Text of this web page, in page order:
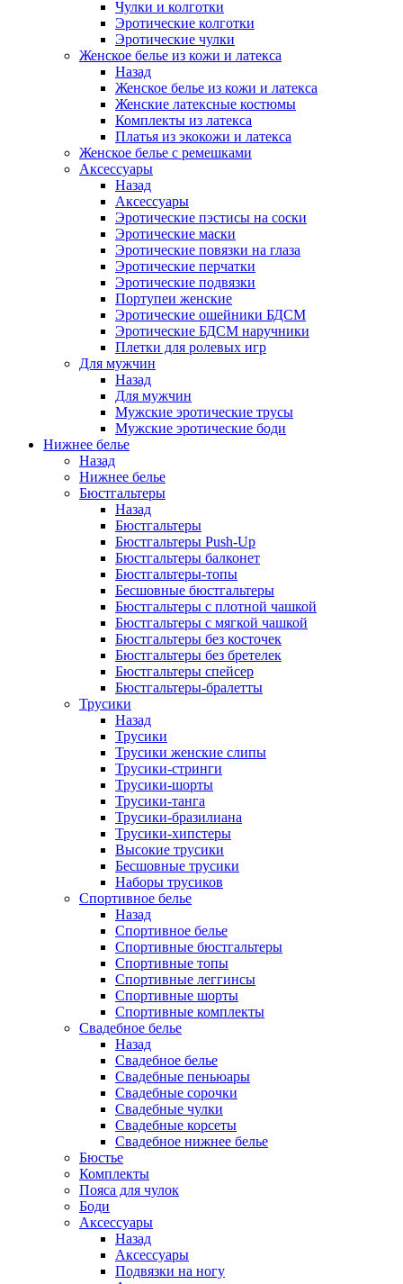
Чулки и колготки
Эротические колготки
Эротические чулки
Женское белье из кожи и латекса
Назад
Женское белье из кожи и латекса
Женские латексные костюмы
Комплекты из латекса
Платья из экокожи и латекса
Женское белье с ремешками
Аксессуары
Назад
Аксессуары
Эротические пэстисы на соски
Эротические маски
Эротические повязки на глаза
Эротические перчатки
Эротические подвязки
Портупеи женские
Эротические ошейники БДСМ
Эротические БДСМ наручники
Плетки для ролевых игр
Для мужчин
Назад
Для мужчин
Мужские эротические трусы
Мужские эротические боди
Нижнее белье
Назад
Нижнее белье
Бюстгальтеры
Назад
Бюстгальтеры
Бюстгальтеры Push-Up
Бюстгальтеры балконет
Бюстгальтеры-топы
Бесшовные бюстгальтеры
Бюстгальтеры с плотной чашкой
Бюстгальтеры с мягкой чашкой
Бюстгальтеры без косточек
Бюстгальтеры без бретелек
Бюстгальтеры спейсер
Бюстгальтеры-бралетты
Трусики
Назад
Трусики
Трусики женские слипы
Трусики-стринги
Трусики-шорты
Трусики-танга
Трусики-бразилиана
Трусики-хипстеры
Высокие трусики
Бесшовные трусики
Наборы трусиков
Спортивное белье
Назад
Спортивное белье
Спортивные бюстгальтеры
Спортивные топы
Спортивные леггинсы
Спортивные шорты
Спортивные комплекты
Свадебное белье
Назад
Свадебное белье
Свадебные пеньюары
Свадебные сорочки
Свадебные чулки
Свадебные корсеты
Свадебное нижнее белье
Бюстье
Комплекты
Пояса для чулок
Боди
Аксессуары
Назад
Аксессуары
Подвязки на ногу